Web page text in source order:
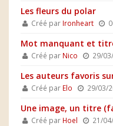
Les fleurs du polar
Créé par Ironheart
Mot manquant et
Créé par Nico 29/
Les auteurs favoris
Créé par Elo 29/03/
Une image, un titre
Créé par Hoel 21/